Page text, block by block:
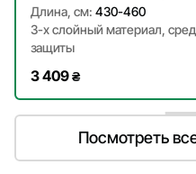
Длина, см: 430-460
3-х слойный материал,
защиты
3 409₴
Посмотреть